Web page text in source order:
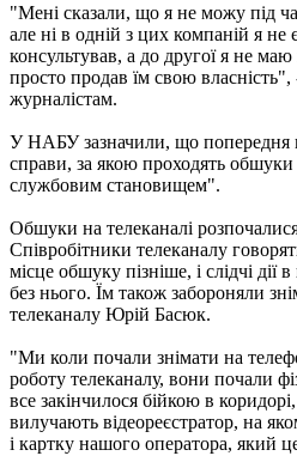
"Мені сказали, що я не можу під
але ні в одній з цих компаній я
консультував, а до другої я не
просто продав їм свою
журналістам.
У НАБУ зазначили, що попередня
справи, за якою проходять
службовим становищем".
Обшуки на телеканалі
Співробітники телеканалу
місце обшуку пізніше, і слідчі
без нього. Їм також забороняли
телеканалу Юрій Басюк.
"Ми коли почали знімати на
роботу телеканалу, вони почали
все закінчилося бійкою в
вилучають відеореєстратор, на
і картку нашого оператора, який